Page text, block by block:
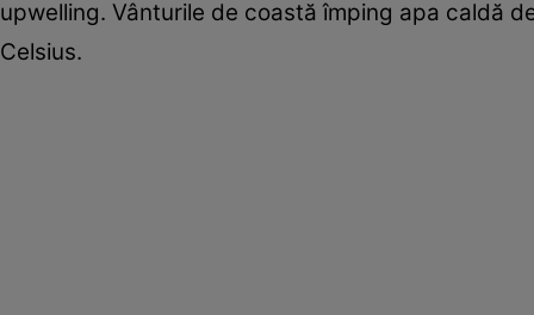
upwelling. Vânturile de coastă împing apa caldă
Celsius.